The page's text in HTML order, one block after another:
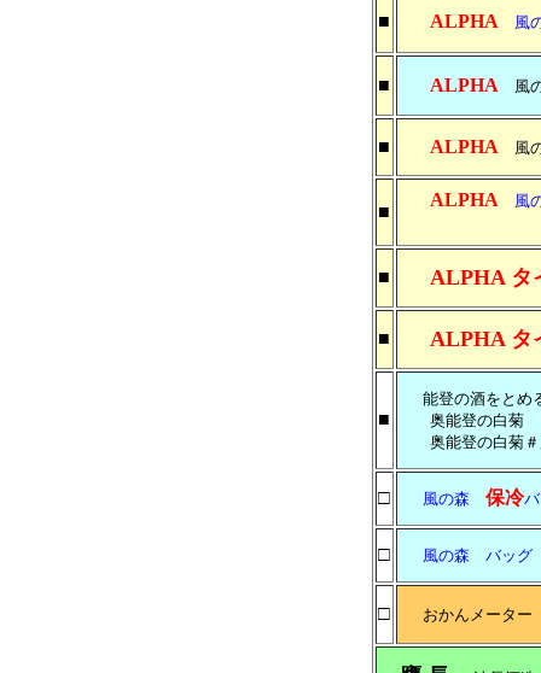
■ ALPHA 風
■ ALPHA 風
■ ALPHA 風
■
ALPHA 風
■ ALPHA タ
■ ALPHA タ
■
能登の酒をと
奥能登の白
奥能登の白菊＃
□ 風の森 保冷
□ 風の森 バッ
□ おかんメータ